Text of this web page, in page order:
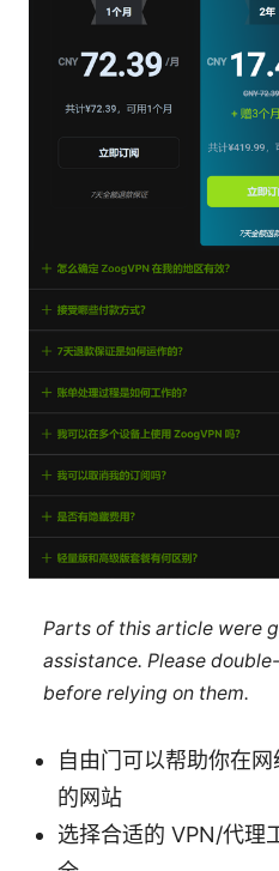
Parts of this article were
assistance. Please
before relying on them.
自由门可以帮助你在
的网站
选择合适的 VPN/代理